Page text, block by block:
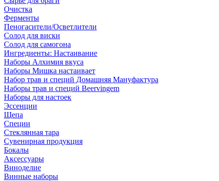
Очистка
Ферменты
Пеногасители/Осветлители
Солод для виски
Солод для самогона
Ингредиенты: Настаивание
Наборы Алхимия вкуса
Наборы Мишка настаивает
Набор трав и специй Домашняя Мануфактура
Наборы трав и специй Beervingem
Наборы для настоек
Эссенции
Щепа
Специи
Стеклянная тара
Сувенирная продукция
Бокалы
Аксессуары
Виноделие
Винные наборы